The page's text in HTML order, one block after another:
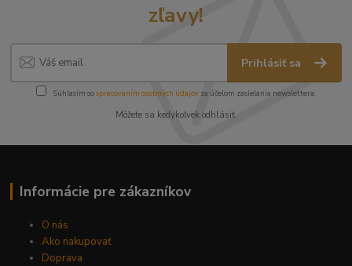
zľavy!
Prihlásiť sa
Súhlasím sospracovaním osobných údajov za účelom zasielania newslettera.
Môžete sa kedykoľvek odhlásiť.
Informácie pre zákazníkov
O nás
Ako nakupovať
Doprava